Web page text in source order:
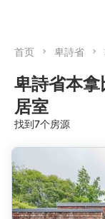
首页 卑詩省
卑詩省本
居室
找到7个房源
日期: 最新日期在前
日期: 过往日期在